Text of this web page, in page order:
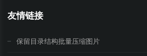
友情链接
保留目录结构批量压缩图片